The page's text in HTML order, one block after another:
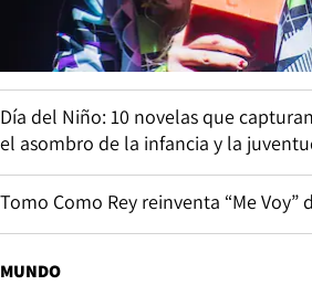
Día del Niño: 10 novelas que
el asombro de la infancia y la
Tomo Como Rey reinventa “Me Voy”
MUNDO